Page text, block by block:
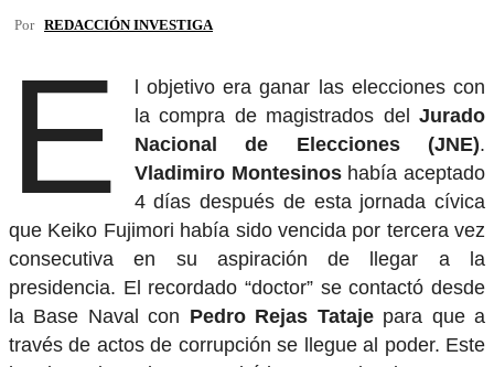
Por REDACCIÓN INVESTIGA
E
l objetivo era ganar las elecciones con
la compra de magistrados del Jurado
Nacional de Elecciones (JNE).
Vladimiro Montesinos había aceptado
4 días después de esta jornada cívica
que Keiko Fujimori había sido vencida por tercera vez
consecutiva en su aspiración de llegar a la
presidencia. El recordado “doctor” se contactó desde
la Base Naval con Pedro Rejas Tatajepara que a
través de actos de corrupción se llegue al poder. Este